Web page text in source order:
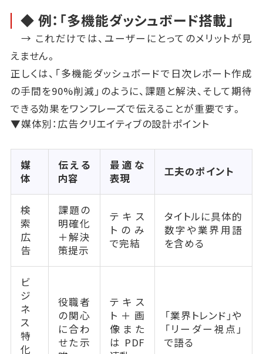
◆ 例：「多機能ダッシュボード搭載」
→ これだけでは、ユーザーにとってのメリットが見
えません。
正しくは、「多機能ダッシュボードで日次レポート作成
の手間を90%削減」のように、課題と解決、そして期待
できる効果をワンフレーズで伝えることが重要です。
▼媒体別：広告クリエイティブの設計ポイント
媒
体
伝える
内容
最適な
表現
工夫のポイント
検
索
広
告
課題の
明確化
＋解決
策提示
テキス
トのみ
で完結
タイトルに具体的
数字や業界用語
を含める
ビ
ジ
ネ
ス
特
化
役職者
の関心
に合わ
せた示
テキス
ト＋画
像また
はPDF
「業界トレンド」や
「リーダー視点」
で語る